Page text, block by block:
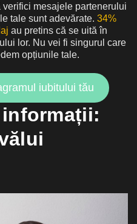
mesajele partenerului
tale sunt adevărate. 34%
au pretins că se uită în
lor. Nu vei fi singurul care
opțiunile tale.
iubitului tău